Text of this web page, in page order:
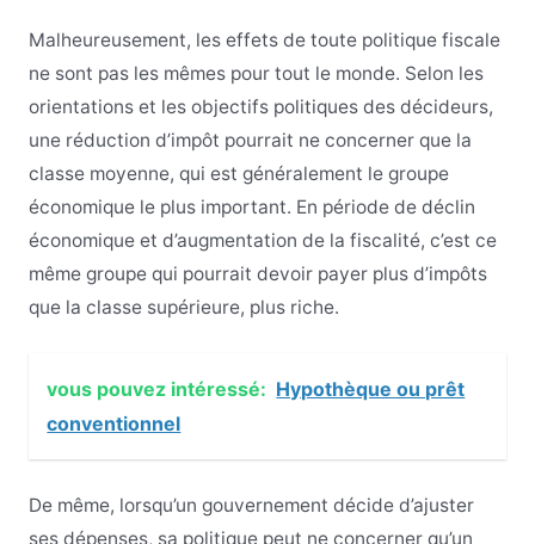
Malheureusement, les effets de toute politique fiscale
ne sont pas les mêmes pour tout le monde. Selon les
orientations et les objectifs politiques des décideurs,
une réduction d’impôt pourrait ne concerner que la
classe moyenne, qui est généralement le groupe
économique le plus important. En période de déclin
économique et d’augmentation de la fiscalité, c’est ce
même groupe qui pourrait devoir payer plus d’impôts
que la classe supérieure, plus riche.
vous pouvez intéressé: Hypothèque ou prêt
conventionnel
De même, lorsqu’un gouvernement décide d’ajuster
ses dépenses, sa politique peut ne concerner qu’un